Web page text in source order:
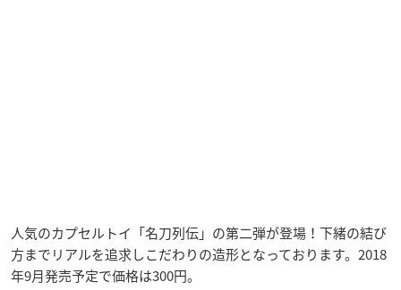
人気のカプセルトイ「名刀列伝」の第二弾が登場！下緒の結び
方までリアルを追求しこだわりの造形となっております。2018
年9月発売予定で価格は300円。